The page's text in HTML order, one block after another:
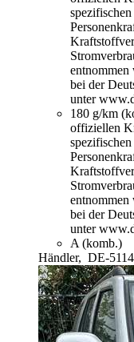
entnommen
bei der
unter
180 g/km
offiziellen
entnommen
bei der
unter
A (komb.)
Händler, DE-